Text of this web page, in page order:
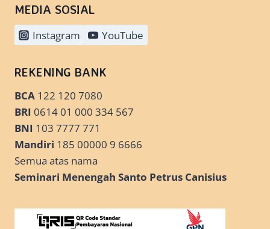
MEDIA SOSIAL
Instagram YouTube
REKENING BANK
BCA 122 120 7080
BRI 0614 01 000 334 567
BNI 103 7777 771
Mandiri 185 00000 9 6666
Semua atas nama
Seminari Menengah Santo Petrus Canisius